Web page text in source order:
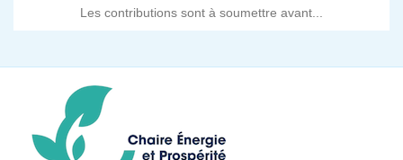
Les contributions sont à soumettre avant...